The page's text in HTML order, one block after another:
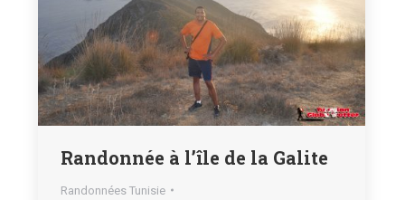
Randonnée à l’île de la Galite
Randonnées Tunisie